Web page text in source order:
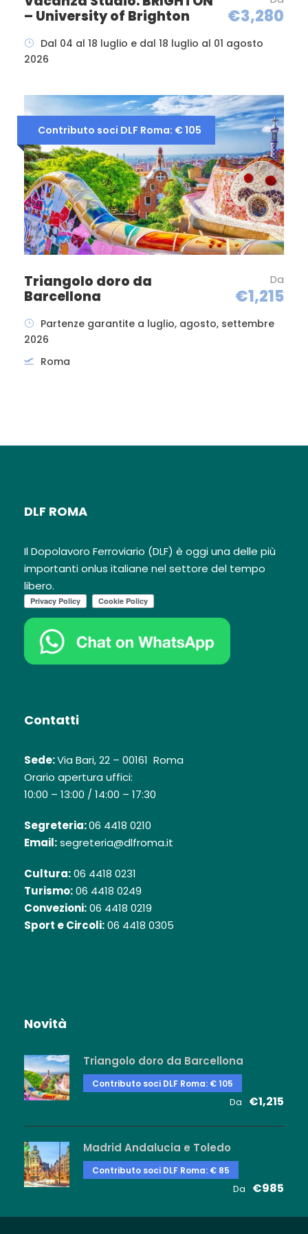
– University of Brighton
€3,280
Dal 04 al 18 luglio e dal 18 luglio al 01 agosto
2026
Contributo soci DLF Roma: € 105
Triangolo doro da
Barcellona
Da
€1,215
Partenze garantite a luglio, agosto, settembre
2026
Roma
DLF ROMA
Il Dopolavoro Ferroviario (DLF) è oggi una delle più
importanti onlus italiane nel settore del tempo
libero.
Contatti
Sede:Via Bari, 22 – 00161 Roma
Orario apertura uffici:
10:00 – 13:00 / 14:00 – 17:30
Segreteria:06 4418 0210
Email:segreteria@dlfroma.it
Cultura:06 4418 0231
Turismo:06 4418 0249
Convezioni:06 4418 0219
Sport e Circoli:06 4418 0305
Novità
Triangolo doro da Barcellona
Contributo soci DLF Roma: € 105
Da €1,215
Madrid Andalucia e Toledo
Contributo soci DLF Roma: € 85
Da €985